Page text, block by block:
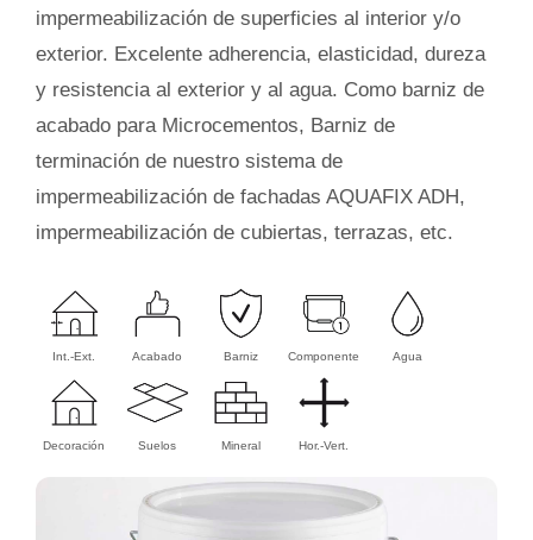
impermeabilización de superficies al interior y/o
exterior. Excelente adherencia, elasticidad, dureza
y resistencia al exterior y al agua. Como barniz de
acabado para Microcementos, Barniz de
terminación de nuestro sistema de
impermeabilización de fachadas AQUAFIX ADH,
impermeabilización de cubiertas, terrazas, etc.
Int.-Ext. Acabado Barniz Componente Agua
Decoración Suelos Mineral Hor.-Vert.